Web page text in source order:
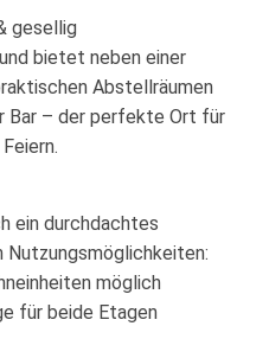
gesellig
bietet neben einer
Abstellräumen
Bar – der perfekte Ort für
ein durchdachtes
möglich
für beide Etagen